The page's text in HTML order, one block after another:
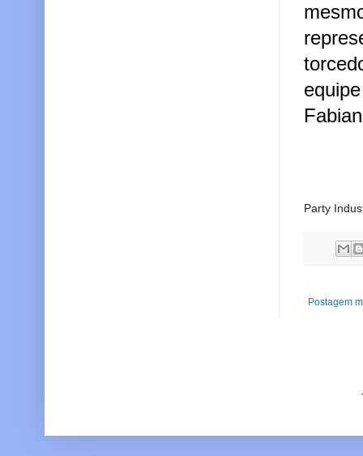
Party
Postagem